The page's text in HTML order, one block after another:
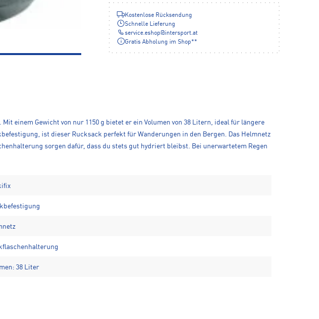
Kostenlose Rücksendung
Schnelle Lieferung
service.eshop@intersport.at
Gratis Abholung im Shop**
einem Gewicht von nur 1150 g bietet er ein Volumen von 38 Litern, ideal für längere
ist dieser Rucksack perfekt für Wanderungen in den Bergen. Das Helmnetz
sorgen dafür, dass du stets gut hydriert bleibst. Bei unerwartetem Regen
38 Liter